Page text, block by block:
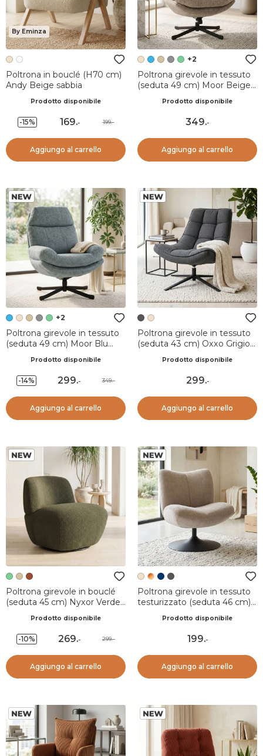
By Eminza
Poltrona in bouclé (H70 cm)
Andy Beige sabbia
Prodotto disponibile
-15% 169.- 199.-
Aggiungo al carrello
+2
Poltrona girevole in tessuto
(seduta 49 cm) Moor Beige
Prodotto disponibile
349.-
Aggiungo al carrello
+2
Poltrona girevole in tessuto
(seduta 49 cm) Moor Blu
Prodotto disponibile
-14% 299.- 349.-
Aggiungo al carrello
Poltrona girevole in tessuto
(seduta 43 cm) Oxxo Grigio
Prodotto disponibile
299.-
Aggiungo al carrello
Poltrona girevole in bouclé
(seduta 45 cm) Nyxor Verde
Prodotto disponibile
-10% 269.- 299.-
Aggiungo al carrello
Poltrona girevole in tessuto
testurizzato (seduta 46 cm)
Prodotto disponibile
199.-
Aggiungo al carrello